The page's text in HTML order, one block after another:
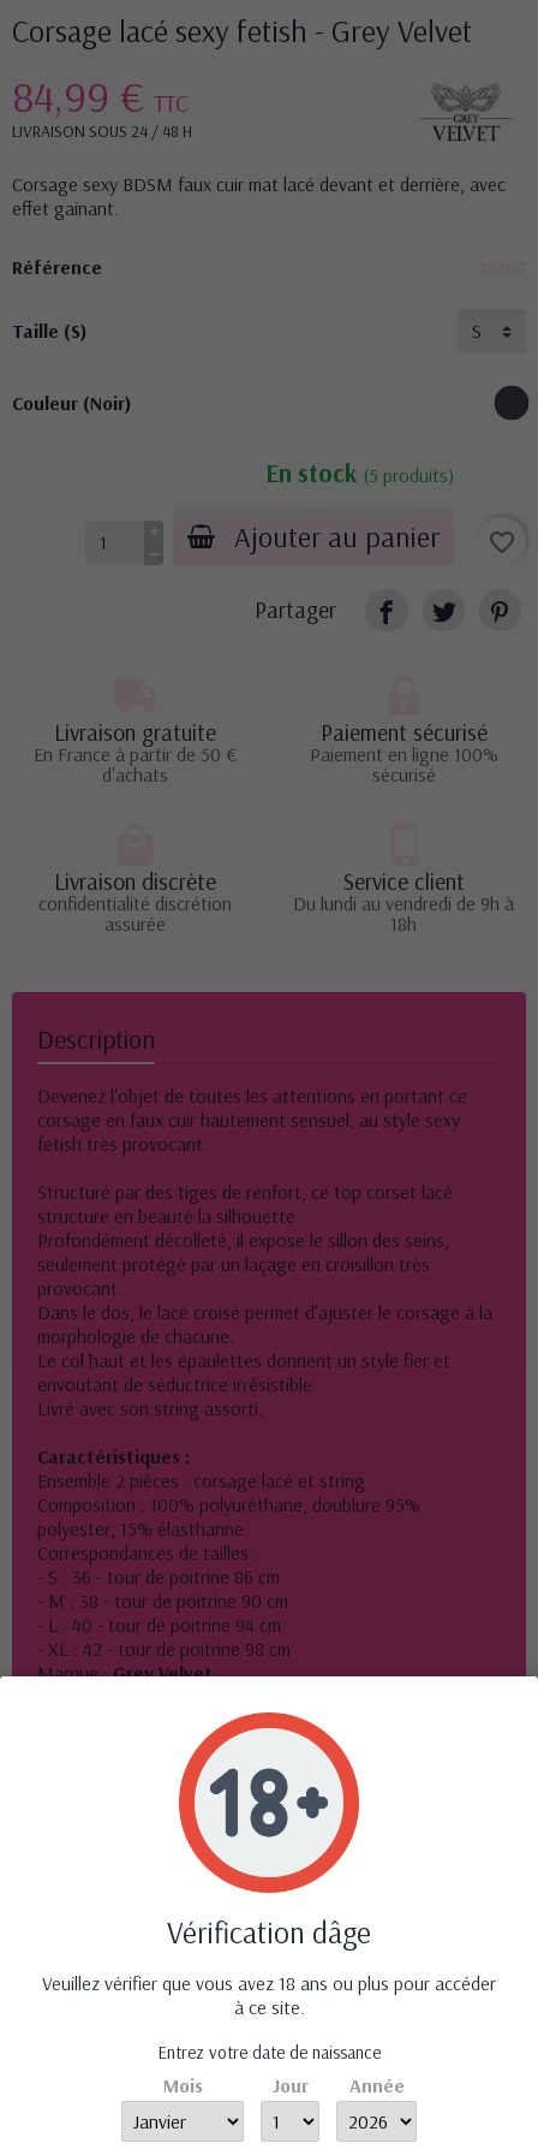
Corsage lacé sexy fetish - Grey Velvet
84,99 € TTC
LIVRAISON SOUS 24 / 48 H
Corsage sexy BDSM faux cuir mat lacé devant et derrière, avec
effet gainant.
Référence
Taille (S)
Couleur (Noir)
En stock (5 produits)
Ajouter au panier favorite_border
Partager
Livraison gratuite
En France à partir de 50 €
d'achats
Paiement sécurisé
Paiement en ligne 100%
sécurisé
Livraison discrète
confidentialité discrétion
assurée
Service client
Du lundi au vendredi de 9h à
18h
Description
Devenez l'objet de toutes les attentions en portant ce
corsage en faux cuir hautement sensuel, au style sexy
fetish très provocant.
Structuré par des tiges de renfort, ce top corset lacé
structure en beauté la silhouette.
Profondément décolleté, il expose le sillon des seins,
seulement protégé par un laçage en croisillon très
provocant.
Dans le dos, le lacé croisé permet d'ajuster le corsage à la
morphologie de chacune.
Le col haut et les épaulettes donnent un style fier et
envoutant de séductrice irrésistible.
Livré avec son string assorti.
Caractéristiques :
Ensemble 2 pièces : corsage lacé et string
Composition : 100% polyuréthane, doublure 95%
polyester, 15% élasthanne
Correspondances de tailles :
- S : 36 - tour de poitrine 86 cm
- M : 38 - tour de poitrine 90 cm
- L : 40 - tour de poitrine 94 cm
- XL : 42 - tour de poitrine 98 cm
Marque :Grey Velvet
Références spécifiques
4251393726893
Avis (0)
Vérification dâge
Veuillez vérifier que vous avez 18 ans ou plus pour accéder
à ce site.
Entrez votre date de naissance
Mois Jour Année